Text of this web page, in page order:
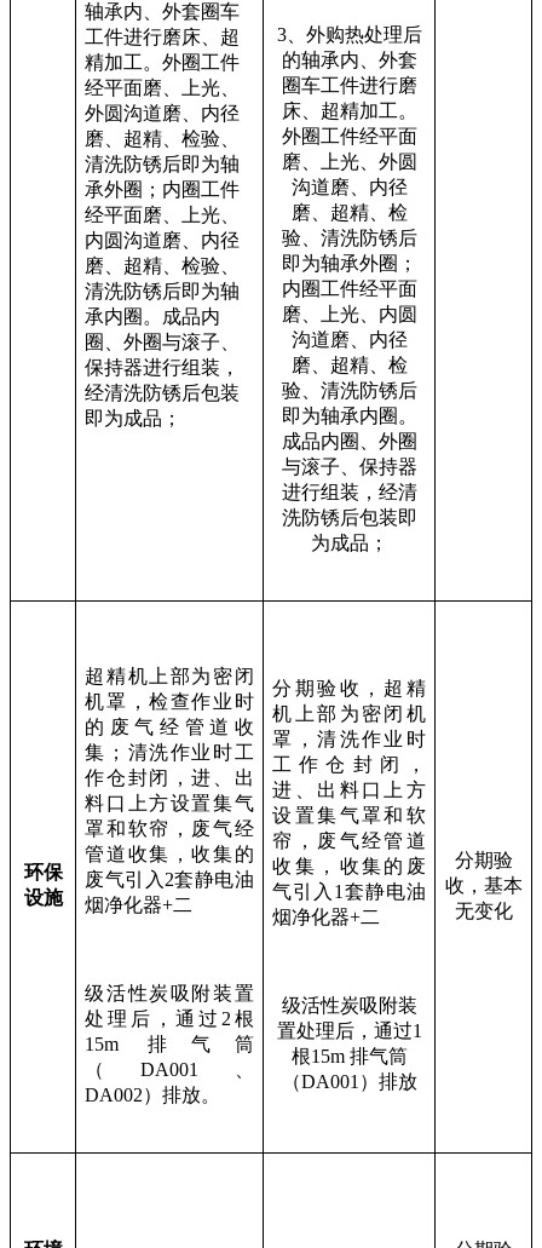
轴承内、外套圈车
工件进行磨床、超
精加工。外圈工件
经平面磨、上光、
外圆沟道磨、内径
磨、超精、检验、
清洗防锈后即为轴
承外圈；内圈工件
经平面磨、上光、
内圆沟道磨、内径
磨、超精、检验、
清洗防锈后即为轴
承内圈。成品内
圈、外圈与滚子、
保持器进行组装，
经清洗防锈后包装
即为成品；
3、外购热处理后
的轴承内、外套
圈车工件进行磨
床、超精加工。
外圈工件经平面
磨、上光、外圆
沟道磨、内径
磨、超精、检
验、清洗防锈后
即为轴承外圈；
内圈工件经平面
磨、上光、内圆
沟道磨、内径
磨、超精、检
验、清洗防锈后
即为轴承内圈。
成品内圈、外圈
与滚子、保持器
进行组装，经清
洗防锈后包装即
为成品；
环保
设施
超精机上部为密闭
机罩，检查作业时
的废气经管道收
集；清洗作业时工
作仓封闭，进、出
料口上方设置集气
罩和软帘，废气经
管道收集，收集的
废气引入 2套静电油
烟净化器+二
级活性炭吸附装置
处理后，通过 2 根
15m排气筒
（ DA001
DA002）排放。
分期验收， 超精
机上部为密闭机
罩，清洗作业时
工作仓封闭，
进、出料口上方
设置集气罩和软
帘，废气经管道
收集，收集的废
气引入 1 套静电油
烟净化器+二
级活性炭吸附装
置处理后，通过1
根15m 排气筒
（DA001 ）排放
分期验
收，基本
无变化